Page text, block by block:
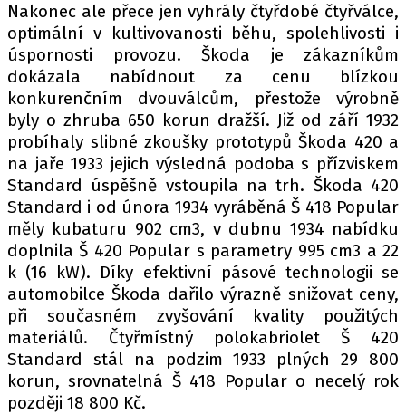
Nakonec ale přece jen vyhrály čtyřdobé čtyřválce,
optimální v kultivovanosti běhu, spolehlivosti i
úspornosti provozu. Škoda je zákazníkům
dokázala nabídnout za cenu blízkou
konkurenčním dvouválcům, přestože výrobně
byly o zhruba 650 korun dražší. Již od září 1932
probíhaly slibné zkoušky prototypů Škoda 420 a
na jaře 1933 jejich výsledná podoba s přízviskem
Standard úspěšně vstoupila na trh. Škoda 420
Standard i od února 1934 vyráběná Š 418 Popular
měly kubaturu 902 cm3, v dubnu 1934 nabídku
doplnila Š 420 Popular s parametry 995 cm3 a 22
k (16 kW). Díky efektivní pásové technologii se
automobilce Škoda dařilo výrazně snižovat ceny,
při současném zvyšování kvality použitých
materiálů. Čtyřmístný polokabriolet Š 420
Standard stál na podzim 1933 plných 29 800
korun, srovnatelná Š 418 Popular o necelý rok
později 18 800 Kč.